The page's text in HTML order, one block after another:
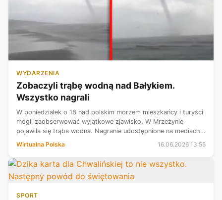
WYDARZENIA
Zobaczyli trąbę wodną nad Bałykiem.
Wszystko nagrali
W poniedziałek o 18 nad polskim morzem mieszkańcy i turyści
mogli zaobserwować wyjątkowe zjawisko. W Mrzeżynie
pojawiła się trąba wodna. Nagranie udostępnione na mediach
społecznościowych szybko obiegło sieć.
Wirtualna Polska 16.06.2026 13:55
SPORT